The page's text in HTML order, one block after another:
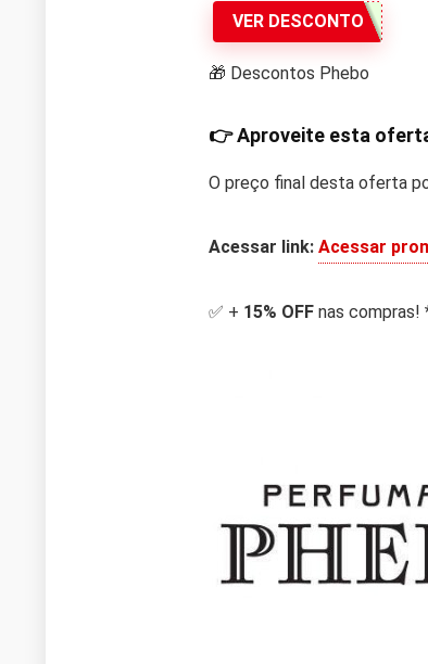
VER DESCONTO
🎁 Descontos Phebo
👉 Aproveite esta
O preço final desta oferta
Acessar link: Acessar
✅ + 15% OFF nas compras!